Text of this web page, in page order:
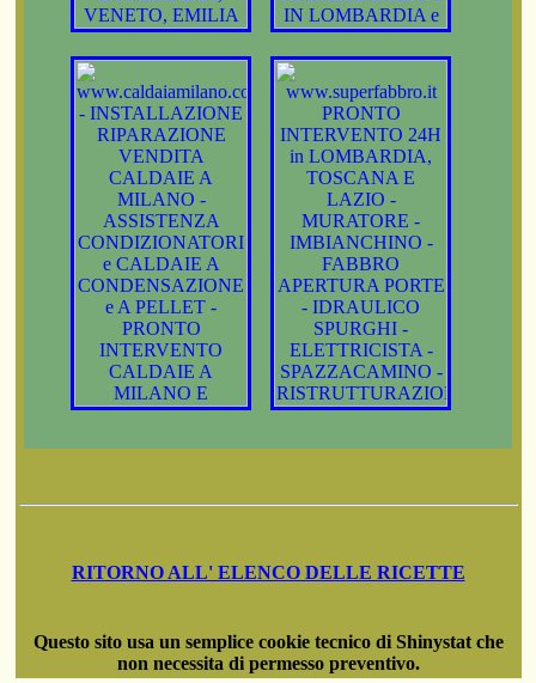
RITORNO ALL' ELENCO DELLE RICETTE
Questo sito usa un semplice cookie tecnico di Shinystat che
non necessita di permesso preventivo.